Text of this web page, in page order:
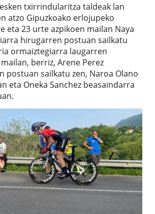
txirrindularitza taldeak lan
atzo Gipuzkoako erlojupeko
eta 23 urte azpikoen mailan Naya
hirugarren postuan sailkatu
ormaiztegiarra laugarren
berriz, Arene Perez
postuan sailkatu zen, Naroa Olano
eta Oneka Sanchez beasaindarra